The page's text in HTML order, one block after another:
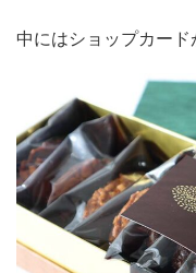
中にはショップカード